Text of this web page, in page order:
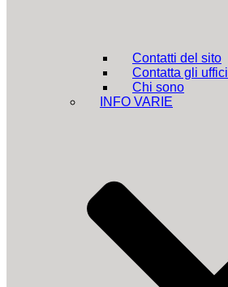
Contatti del sito
Contatta gli uffici
Chi sono
INFO VARIE